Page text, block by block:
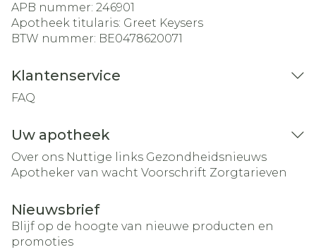
APB nummer: 246901
Apotheek titularis: Greet Keysers
BTW nummer: BE0478620071
Klantenservice
FAQ
Uw apotheek
Over ons Nuttige links Gezondheidsnieuws
Apotheker van wacht Voorschrift Zorgtarieven
Nieuwsbrief
Blijf op de hoogte van nieuwe producten en
promoties